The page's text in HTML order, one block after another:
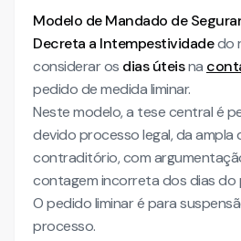
Modelo de Mandado de
Decreta a Intempestividadedo
considerar os dias úteisna
pedido de medida liminar.
Neste modelo, a tese central é
devido processo legal, da ampla
contraditório, com
contagem incorreta dos dias do
O pedido liminar é para
processo.